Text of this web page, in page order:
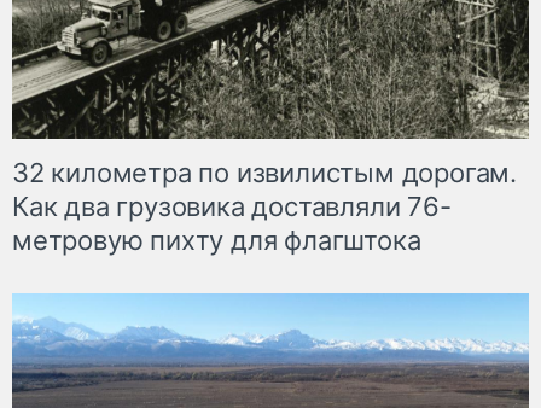
32 километра по извилистым дорогам.
Как два грузовика доставляли 76-
метровую пихту для флагштока